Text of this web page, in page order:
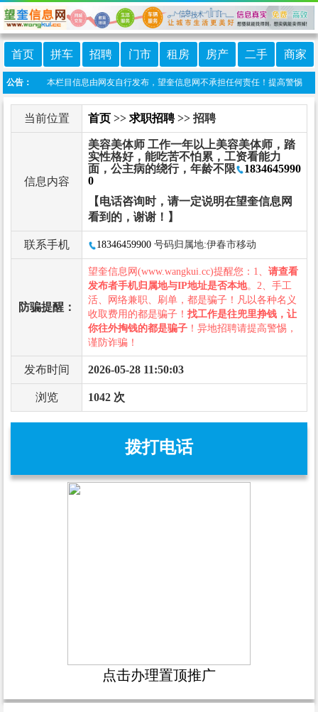
首页 拼车 招聘 门市 租房 房产 二手 商家
公告：
责声明：本栏目信息由网友自行发布，望奎信息网不承担任何责任！提高警惕，谨
当前位置 首页 >> 求职招聘>> 招聘
信息内容
美容美体师 工作一年以上美容美体师，踏
实性格好，能吃苦不怕累，工资看能力
面，公主病的绕行，年龄不限
1834645990
0
【电话咨询时，请一定说明在望奎信息网
看到的，谢谢！】
联系手机 18346459900 号码归属地:伊春市移动
防骗提醒：
望奎信息网(www.wangkui.cc)提醒您：1、 请查看
发布者手机归属地与IP地址是否本地。2、手工
活、网络兼职、刷单，都是骗子！凡以各种名义
收取费用的都是骗子！ 找工作是往兜里挣钱，让
你往外掏钱的都是骗子 ！异地招聘请提高警惕，
谨防诈骗！
发布时间 2026-05-28 11:50:03
浏览 1042 次
拨打电话
点击办理置顶推广